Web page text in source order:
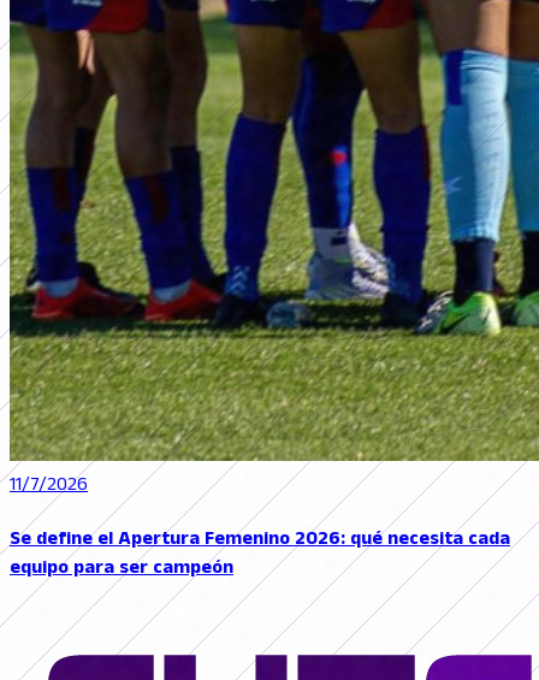
11/7/2026
Se define el Apertura Femenino 2026: qué necesita cada
equipo para ser campeón